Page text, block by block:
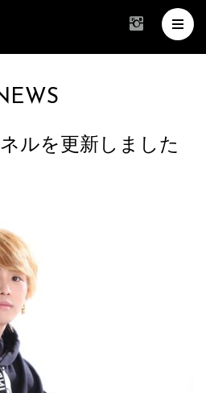
ルを更新しました